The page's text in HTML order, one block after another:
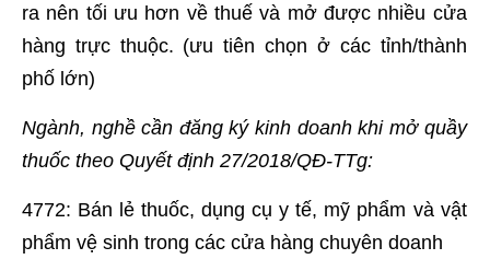
ra nên tối ưu hơn về thuế và mở được nhiều cửa
hàng trực thuộc. (ưu tiên chọn ở các tỉnh/thành
phố lớn)
Ngành, nghề cần đăng ký kinh doanh khi mở quầy
thuốc theo Quyết định 27/2018/QĐ-TTg:
4772: Bán lẻ thuốc, dụng cụ y tế, mỹ phẩm và vật
phẩm vệ sinh trong các cửa hàng chuyên doanh